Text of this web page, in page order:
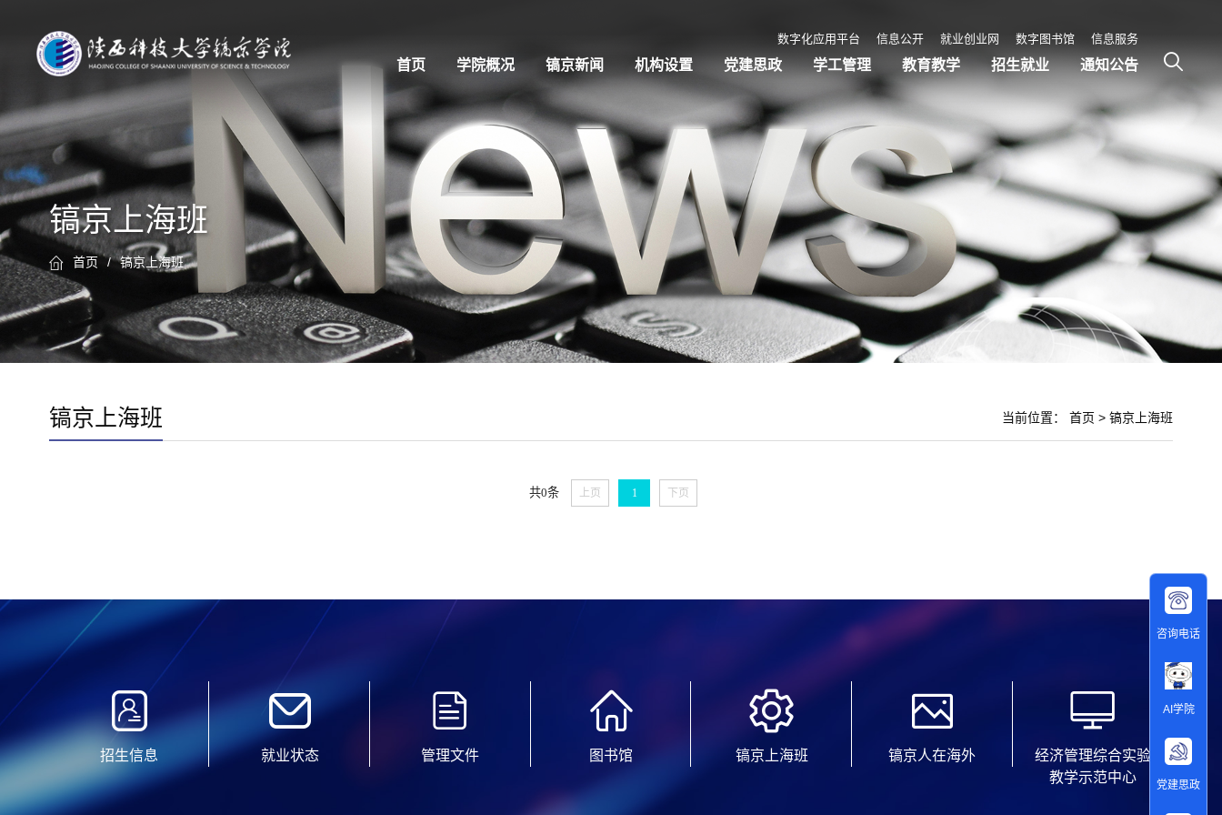
数字化应用平台 信息公开 就业创业网 数字图书馆 信息服务
首页 学院概况 镐京新闻 机构设置 党建思政 学工管理 教育教学 招生就业 通知公告
镐京上海班
首页 / 镐京上海班
镐京上海班 当前位置：首页 >镐京上海班
共0条 上页 1 下页
招生信息 就业状态 管理文件 图书馆 镐京上海班 镐京人在海外
经济管理综合实验
教学示范中心
咨询电话
AI学院
党建思政